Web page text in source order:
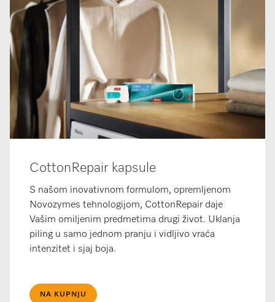
CottonRepair kapsule
S našom inovativnom formulom, opremljenom
Novozymes tehnologijom, CottonRepair daje
Vašim omiljenim predmetima drugi život. Uklanja
piling u samo jednom pranju i vidljivo vraća
intenzitet i sjaj boja.
NA KUPNJU